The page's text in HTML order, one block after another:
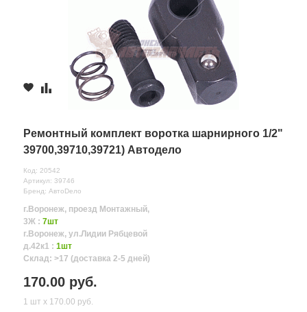
Ремонтный комплект воротка шарнирного 1/2"
39700,39710,39721) Автодело
Код: 20542
Артикул: 39746
Бренд: АвтоDело
г.Воронеж, проезд Монтажный,
3Ж : 7шт
г.Воронеж, ул.Лидии Рябцевой
д.42к1 : 1шт
Склад: >17 (доставка 2-5 дней)
170.00 руб.
1 шт х 170.00 руб.